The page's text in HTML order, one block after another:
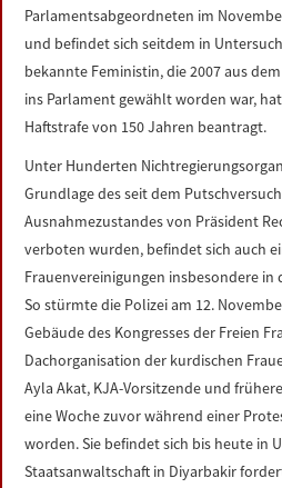
Parlamentsabgeordneten im
und befindet sich seitdem in
bekannte Feministin, die 2007 aus
ins Parlament gewählt worden war,
Haftstrafe von 150 Jahren beantragt.
Unter Hunderten
Grundlage des seit dem
Ausnahmezustandes von Präsident
verboten wurden, befindet sich auch
Frauenvereinigungen insbesondere
So stürmte die Polizei am 12.
Gebäude des Kongresses der Freien
Dachorganisation der kurdischen
Ayla Akat, KJA-Vorsitzende und
eine Woche zuvor während einer
worden. Sie befindet sich bis heute in
Staatsanwaltschaft in Diyarbakir